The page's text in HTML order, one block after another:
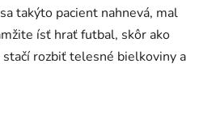
takýto pacient nahnevá, mal
ísť hrať futbal, skôr ako
rozbiť telesné bielkoviny a